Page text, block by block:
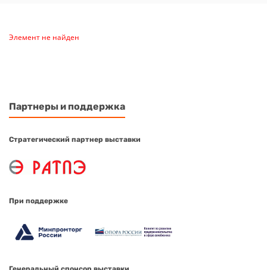
Элемент не найден
Партнеры и поддержка
Стратегический партнер выставки
При поддержке